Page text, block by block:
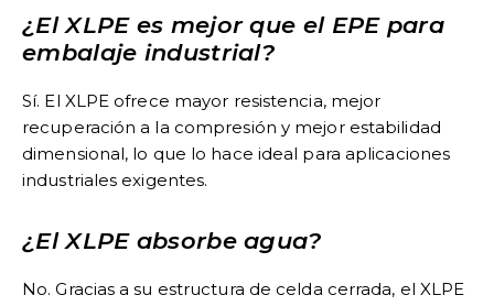
¿El XLPE es mejor que el EPE para
embalaje industrial?
Sí. El XLPE ofrece mayor resistencia, mejor
recuperación a la compresión y mejor estabilidad
dimensional, lo que lo hace ideal para aplicaciones
industriales exigentes.
¿El XLPE absorbe agua?
No. Gracias a su estructura de celda cerrada, el XLPE